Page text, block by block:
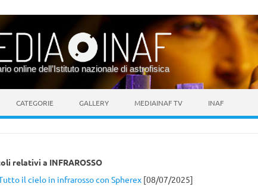
online dell’Istituto nazionale di astrofisica
CATEGORIE GALLERY MEDIAINAF TV INAF
relativi a INFRAROSSO
il cielo in infrarosso con Spherex[08/07/2025]